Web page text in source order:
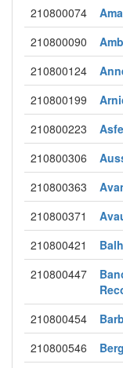
210800074
210800090
210800124
210800199
210800223
210800306
210800363
210800371
210800421
210800447
210800454
210800546